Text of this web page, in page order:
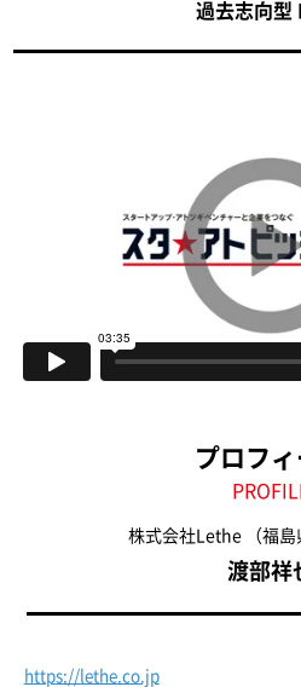
過去志向型
プロフ
株式会社Lethe （福
渡部祥
https://lethe.co.jp